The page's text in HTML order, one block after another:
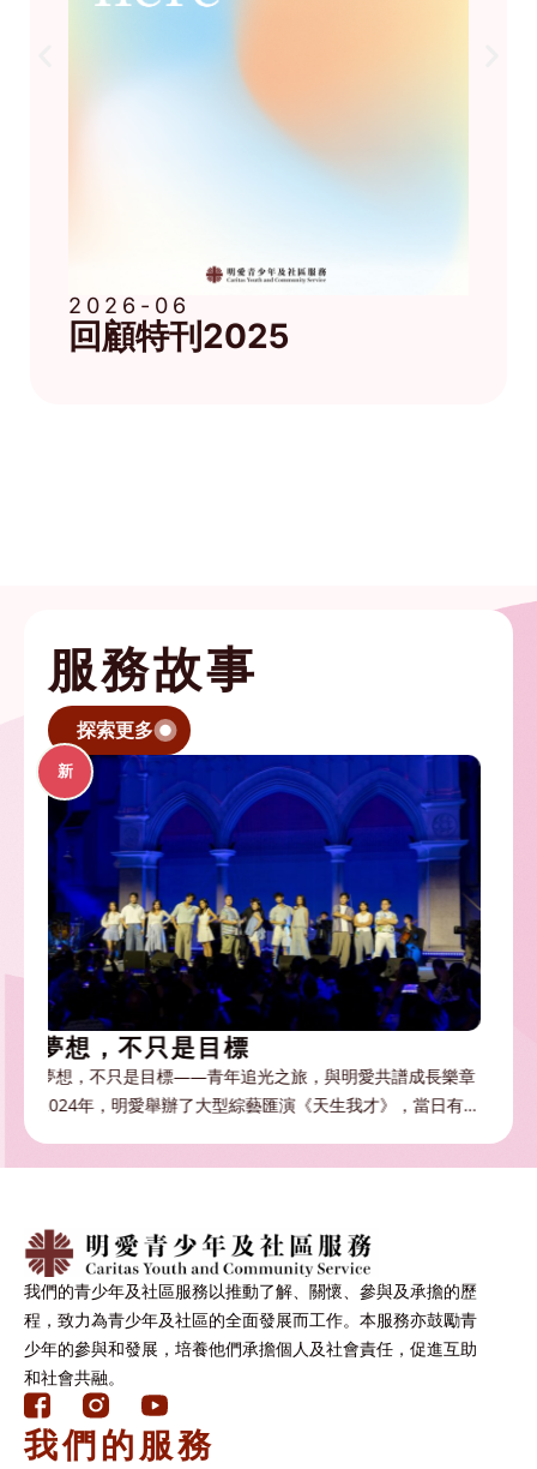
2026-06
回顧特刊2025
服務故事
探索更多
修好的，不只是電腦
《修好的，不只是電腦》 司徒婆婆年逾七旬，需要長期照
顧丈夫與兒子，作為他們的唯一照顧者，多年來承受著沉重
新
我們的青少年及社區服務以推動了解、關懷、參與及承擔的歷
程，致力為青少年及社區的全面發展而工作。本服務亦鼓勵青
少年的參與和發展，培養他們承擔個人及社會責任，促進互助
和社會共融。
我們的服務